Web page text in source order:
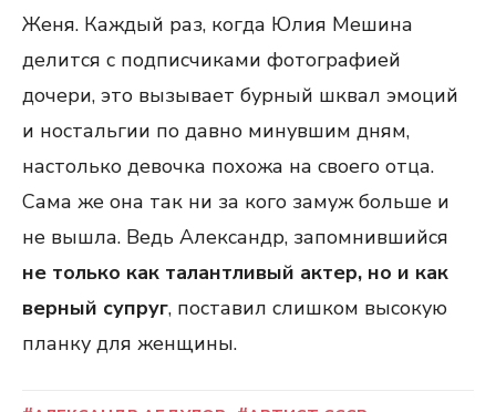
Женя. Каждый раз, когда Юлия Мешина
делится с подписчиками фотографией
дочери, это вызывает бурный шквал эмоций
и ностальгии по давно минувшим дням,
настолько девочка похожа на своего отца.
Сама же она так ни за кого замуж больше и
не вышла. Ведь Александр, запомнившийся
не только как талантливый актер, но и как
верный супруг, поставил слишком высокую
планку для женщины.